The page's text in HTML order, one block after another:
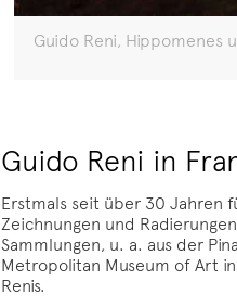
Guido Reni, Hippomenes
Guido Reni in
Erstmals seit über 30 Jahren
Zeichnungen und
Sammlungen, u. a. aus der
Metropolitan Museum of Art
Renis.